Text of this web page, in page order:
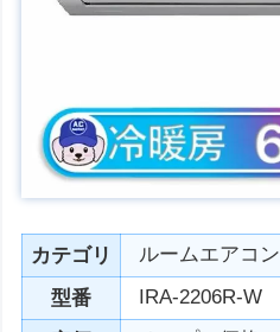
カテゴリ
ルームエアコン
型番
IRA-2206R-W